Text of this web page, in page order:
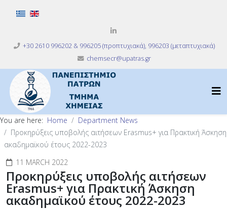
Select your language
+30 2610 996202 & 996205 (προπτυχιακά), 996203 (μεταπτυχιακά)
chemsecr@upatras.gr
You are here: Home
Department News
Προκηρύξεις υποβολής αιτήσεων Erasmus+ για Πρακτική Άσκηση
ακαδημαϊκού έτους 2022-2023
11 MARCH 2022
Προκηρύξεις υποβολής αιτήσεων
Erasmus+ για Πρακτική Άσκηση
ακαδημαϊκού έτους 2022-2023